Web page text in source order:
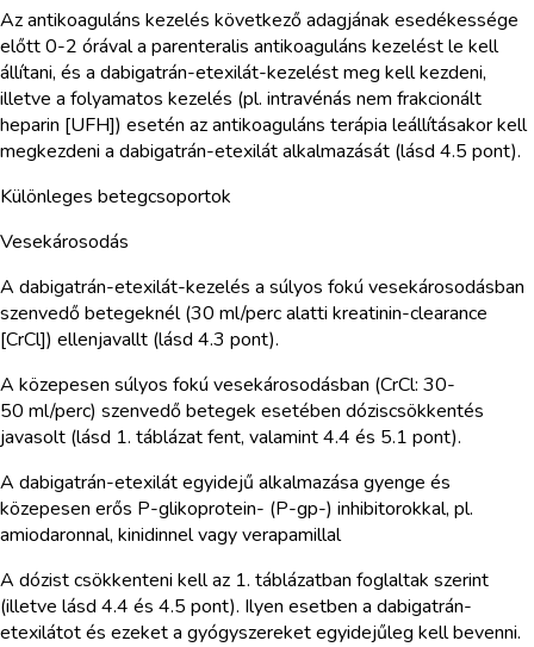
Az antikoaguláns kezelés következő adagjának esedékessége
előtt 0-2 órával a parenteralis antikoaguláns kezelést le kell
állítani, és a dabigatrán-etexilát-kezelést meg kell kezdeni,
illetve a folyamatos kezelés (pl. intravénás nem frakcionált
heparin [UFH]) esetén az antikoaguláns terápia leállításakor kell
megkezdeni a dabigatrán-etexilát alkalmazását (lásd 4.5 pont).
Különleges betegcsoportok
Vesekárosodás
A dabigatrán-etexilát-kezelés a súlyos fokú vesekárosodásban
szenvedő betegeknél (30 ml/perc alatti kreatinin-clearance
[CrCl]) ellenjavallt (lásd 4.3 pont).
A közepesen súlyos fokú vesekárosodásban (CrCl: 30-
50 ml/perc) szenvedő betegek esetében dóziscsökkentés
javasolt (lásd 1. táblázat fent, valamint 4.4 és 5.1 pont).
A dabigatrán-etexilát egyidejű alkalmazása gyenge és
közepesen erős P-glikoprotein- (P-gp-) inhibitorokkal, pl.
amiodaronnal, kinidinnel vagy verapamillal
A dózist csökkenteni kell az 1. táblázatban foglaltak szerint
(illetve lásd 4.4 és 4.5 pont). Ilyen esetben a dabigatrán-
etexilátot és ezeket a gyógyszereket egyidejűleg kell bevenni.